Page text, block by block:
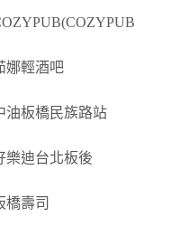
娜輕酒吧
油板橋民族路站
樂迪台北板後
橋壽司